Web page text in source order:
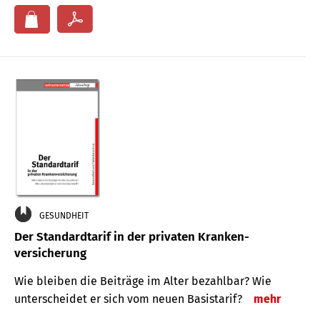
GESUNDHEIT
Der Standard­tarif in der privaten Kranken­
versicherung
Wie bleiben die Beiträge im Alter bezahlbar? Wie
unterscheidet er sich vom neuen Basistarif?
mehr